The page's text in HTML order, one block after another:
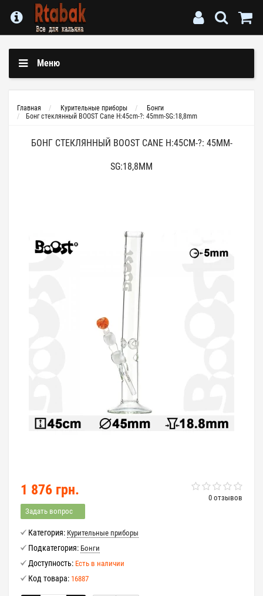
Меню
Главная Курительные приборы
Бонги
Бонг стеклянный BOOST Cane H:45cm-?: 45mm-SG:18,8mm
БОНГ СТЕКЛЯННЫЙ BOOST CANE H:45CM-?: 45MM-
SG:18,8MM
0 отзывов
1 876 грн.
Задать вопрос
Категория: Курительные приборы
Подкатегория: Бонги
Доступность: Есть в наличии
Код товара: 16887